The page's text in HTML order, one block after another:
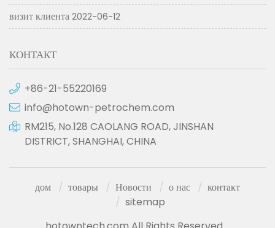
визит клиента 2022-06-12
КОНТАКТ
+86-21-55220169
info@hotown-petrochem.com
RM215, No.128 CAOLANG ROAD, JINSHAN
DISTRICT, SHANGHAI, CHINA
дом товары Новости о нас
контакт
sitemap